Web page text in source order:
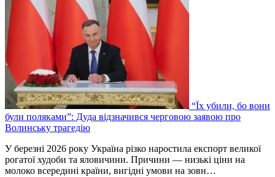
“Їх убили, бо вони
були поляками”: Дуда відзначився черговою заявою про
Волинську трагедію
У березні 2026 року Україна різко наростила експорт великої
рогатої худоби та яловичини. Причини — низькі ціни на
молоко всередині країни, вигідні умови на зовн…